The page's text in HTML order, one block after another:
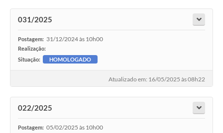
031/2025
Postagem: 31/12/2024 às 10h00
Realização:
Situação:
HOMOLOGADO
Atualizado em: 16/05/2025 às 08h22
022/2025
Postagem: 05/02/2025 às 10h00